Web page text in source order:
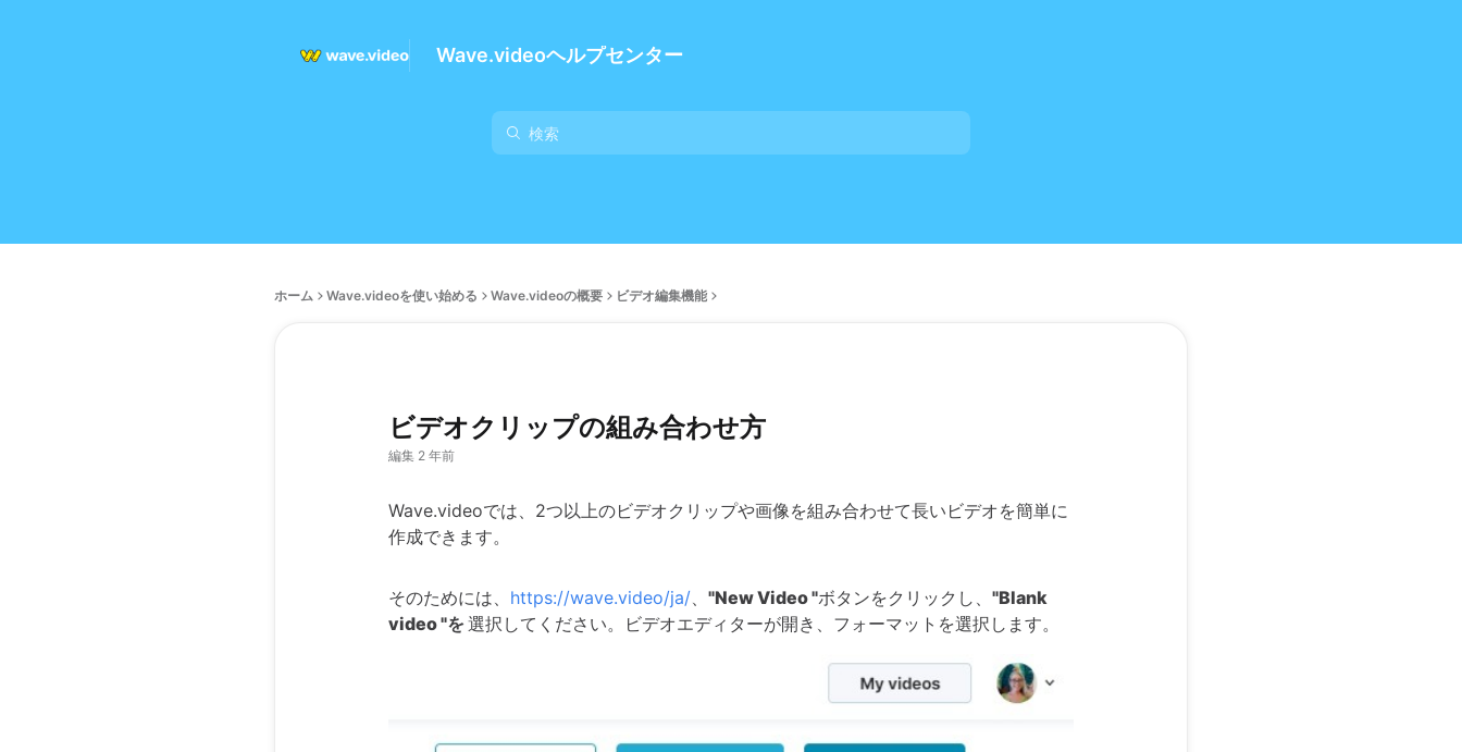
Wave.videoヘルプセンター
ホーム Wave.videoを使い始める Wave.videoの概要 ビデオ編集機能
ビデオクリップの組み合わせ方
編集 2 年前
Wave.videoでは、2つ以上のビデオクリップや画像を組み合わせて長いビデオを簡単に
作成できます。
そのためには、 https://wave.video/ja/、 "New Video "ボタンをクリックし、 "Blank
video "を 選択してください。ビデオエディターが開き、フォーマットを選択します。